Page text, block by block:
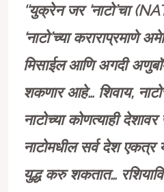
‘‘युक्रेन जर ‘नाटो’चा
‘नाटो’च्या कराराप्रमाणे
मिसाईल आणि अगदी
शकणार आहे… शिवाय,
नाटोच्या कोणत्याही
नाटोमधील सर्व देश एकत्र
युद्ध करु शकतात…